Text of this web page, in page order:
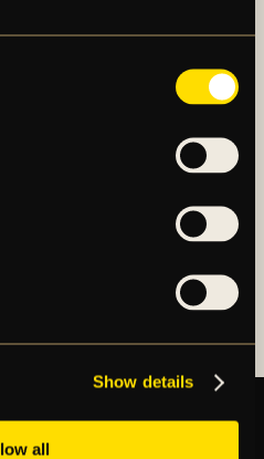
Show details
all
ett herrlag och ett
AIK Fotboll AB är
Market Stockholm.